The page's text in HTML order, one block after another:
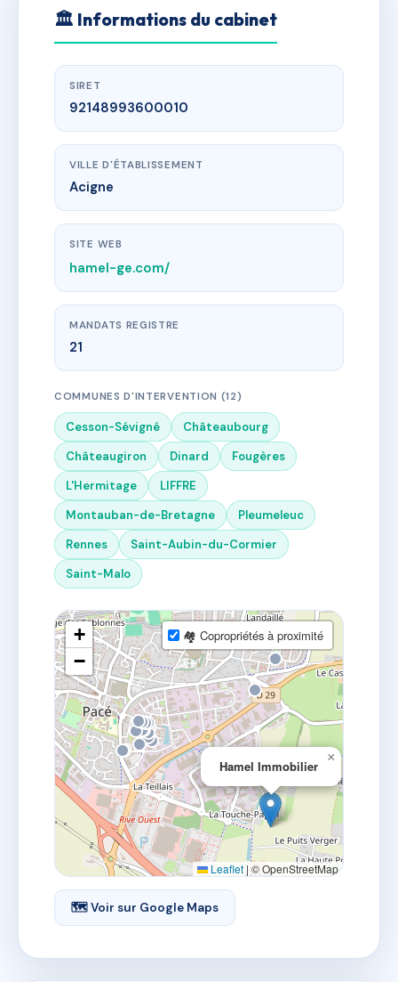
🏛 Informations du cabinet
SIRET
92148993600010
VILLE D'ÉTABLISSEMENT
Acigne
SITE WEB
hamel-ge.com/
MANDATS REGISTRE
21
COMMUNES D'INTERVENTION (12)
Cesson-Sévigné
Châteaubourg
Châteaugiron
Dinard
Fougères
L'Hermitage
LIFFRE
Montauban-de-Bretagne
Pleumeleuc
Rennes
Saint-Aubin-du-Cormier
Saint-Malo
Hamel Immobilier
×
+
−
🏘 Copropriétés à proximité
Leaflet |© OpenStreetMap
🗺 Voir sur Google Maps